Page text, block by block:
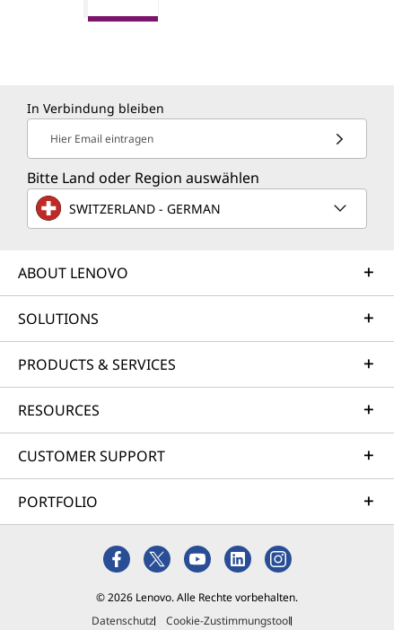
In Verbindung bleiben
Hier Email eintragen
Bitte Land oder Region auswählen
SWITZERLAND - GERMAN
ABOUT LENOVO
SOLUTIONS
PRODUCTS & SERVICES
RESOURCES
CUSTOMER SUPPORT
PORTFOLIO
© 2026 Lenovo. Alle Rechte vorbehalten.
Datenschutz
Cookie-Zustimmungstool